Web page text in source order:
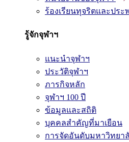
ร้องเรียนทุจริตและปร
รู้จักจุฬาฯ
แนะนำจุฬาฯ
ประวัติจุฬาฯ
ภารกิจหลัก
จุฬาฯ 100 ปี
ข้อมูลและสถิติ
บุคคลสำคัญที่มาเยือน
การจัดอันดับมหาวิทยา